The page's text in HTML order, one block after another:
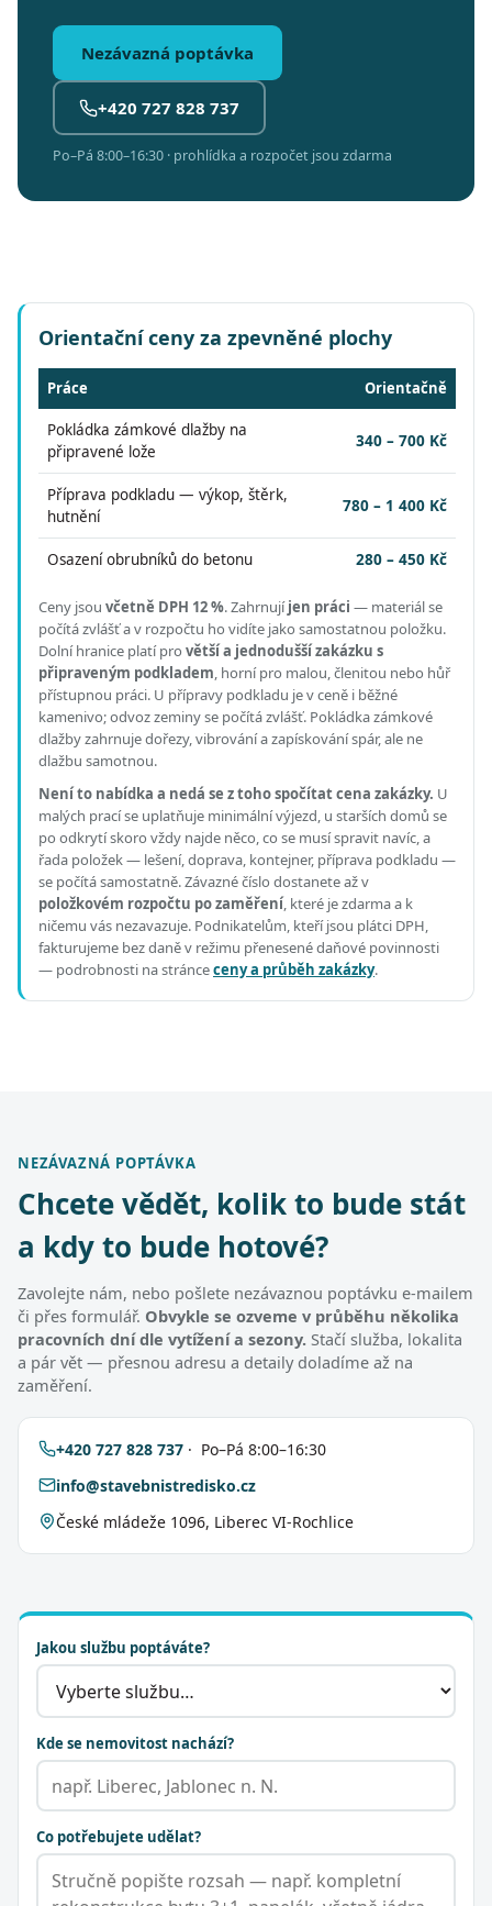
Nezávazná poptávka
+420 727 828 737
Po–Pá 8:00–16:30 · prohlídka a rozpočet jsou zdarma
Orientační ceny za zpevněné plochy
Práce Orientačně
Pokládka zámkové dlažby na
připravené lože
340 – 700 Kč
Příprava podkladu — výkop, štěrk,
hutnění
780 – 1 400 Kč
Osazení obrubníků do betonu 280 – 450 Kč
Ceny jsou včetně DPH 12 %.Zahrnujíjen práci — materiál se
počítá zvlášť a v rozpočtu ho vidíte jako samostatnou položku.
Dolní hranice platí pro větší a jednodušší zakázku s
připraveným podkladem, horní pro malou, členitou nebo hůř
přístupnou práci. U přípravy podkladu je v ceně i běžné
kamenivo; odvoz zeminy se počítá zvlášť. Pokládka zámkové
dlažby zahrnuje dořezy, vibrování a zapískování spár, ale ne
dlažbu samotnou.
Není to nabídka a nedá se z toho spočítat cena zakázky. U
malých prací se uplatňuje minimální výjezd, u starších domů se
po odkrytí skoro vždy najde něco, co se musí spravit navíc, a
řada položek — lešení, doprava, kontejner, příprava podkladu —
se počítá samostatně. Závazné číslo dostanete až v
položkovém rozpočtu po zaměření, které je zdarma a k
ničemu vás nezavazuje. Podnikatelům, kteří jsou plátci DPH,
fakturujeme bez daně v režimu přenesené daňové povinnosti
— podrobnosti na stránceceny a průběh zakázky.
NEZÁVAZNÁ POPTÁVKA
Chcete vědět, kolik to bude stát
a kdy to bude hotové?
Zavolejte nám, nebo pošlete nezávaznou poptávku e-mailem
či přes formulář. Obvykle se ozveme v průběhu několika
pracovních dní dle vytížení a sezony. Stačí služba, lokalita
a pár vět — přesnou adresu a detaily doladíme až na
zaměření.
+420 727 828 737 · Po–Pá 8:00–16:30
info@stavebnistredisko.cz
České mládeže 1096, Liberec VI-Rochlice
Jakou službu poptáváte?
Kde se nemovitost nachází?
Co potřebujete udělat?